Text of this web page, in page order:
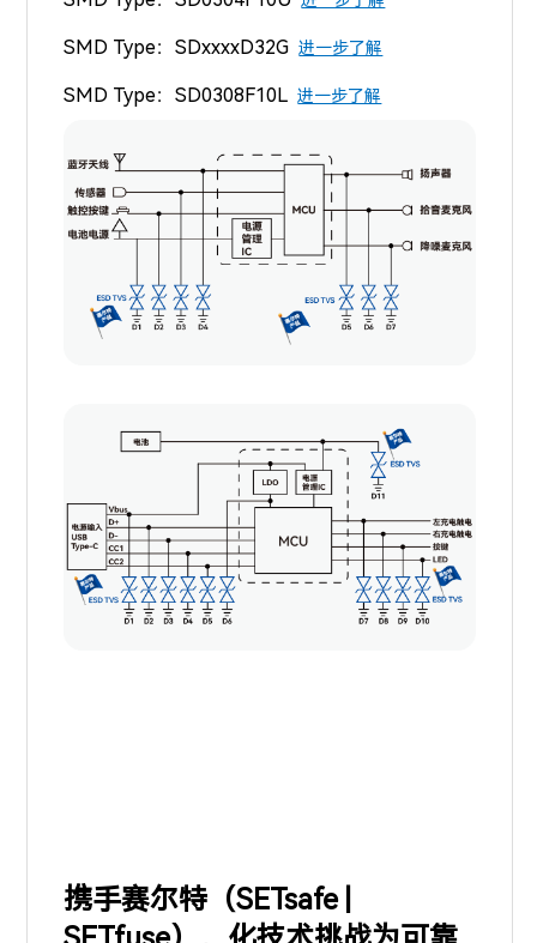
SMD Type：SDxxxxD32G 进一步了解
SMD Type：SD0308F10L进一步了解
携手赛尔特（SETsafe |